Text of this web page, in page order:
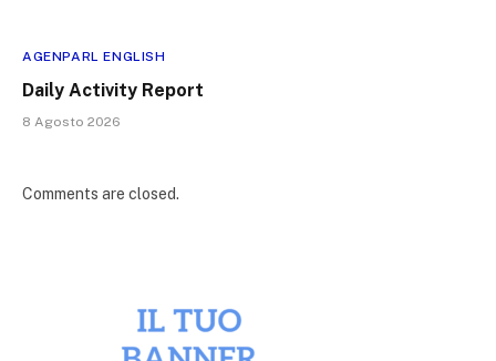
AGENPARL ENGLISH
Daily Activity Report
8 Agosto 2026
Comments are closed.